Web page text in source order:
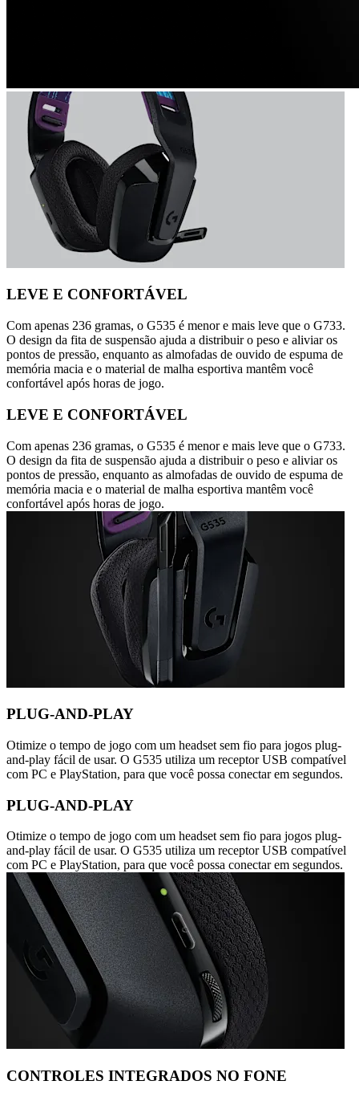
LEVE E CONFORTÁVEL
Com apenas 236 gramas, o G535 é menor e mais leve que o G733.
O design da fita de suspensão ajuda a distribuir o peso e aliviar os
pontos de pressão, enquanto as almofadas de ouvido de espuma de
memória macia e o material de malha esportiva mantêm você
confortável após horas de jogo.
LEVE E CONFORTÁVEL
Com apenas 236 gramas, o G535 é menor e mais leve que o G733.
O design da fita de suspensão ajuda a distribuir o peso e aliviar os
pontos de pressão, enquanto as almofadas de ouvido de espuma de
memória macia e o material de malha esportiva mantêm você
confortável após horas de jogo.
PLUG-AND-PLAY
Otimize o tempo de jogo com um headset sem fio para jogos plug-
and-play fácil de usar. O G535 utiliza um receptor USB compatível
com PC e PlayStation, para que você possa conectar em segundos.
PLUG-AND-PLAY
Otimize o tempo de jogo com um headset sem fio para jogos plug-
and-play fácil de usar. O G535 utiliza um receptor USB compatível
com PC e PlayStation, para que você possa conectar em segundos.
CONTROLES INTEGRADOS NO FONE